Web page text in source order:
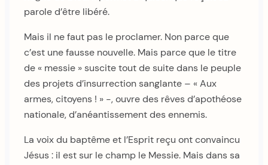
parole d’être libéré.
Mais il ne faut pas le proclamer. Non parce que
c’est une fausse nouvelle. Mais parce que le titre
de « messie » suscite tout de suite dans le peuple
des projets d’insurrection sanglante – « Aux
armes, citoyens ! » -, ouvre des rêves d’apothéose
nationale, d’anéantissement des ennemis.
La voix du baptême et l’Esprit reçu ont convaincu
Jésus : il est sur le champ le Messie. Mais dans sa